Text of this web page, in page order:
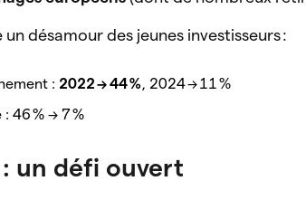
désamour des jeunes investisseurs :
: 2022 → 44 %, 2024 → 11 %
46 % → 7 %
un défi ouvert